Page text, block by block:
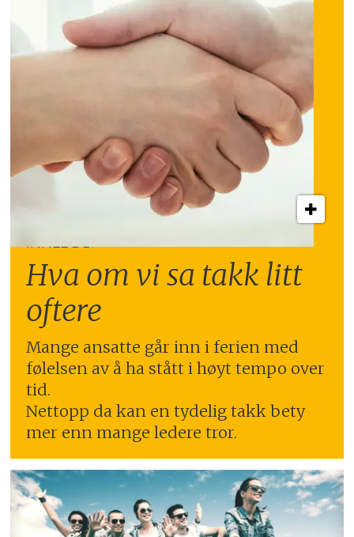
INNLEGG:
Hva om vi sa takk litt
oftere
Mange ansatte går inn i ferien med
følelsen av å ha stått i høyt tempo over
tid.
Nettopp da kan en tydelig takk bety
mer enn mange ledere tror.